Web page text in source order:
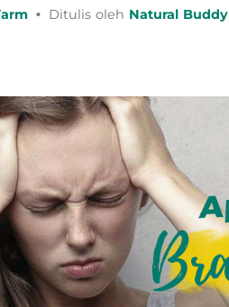
• Ditulis oleh Natural Buddy